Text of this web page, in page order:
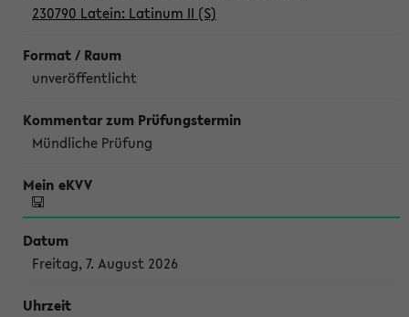
230790 Latein: Latinum II (S)
unveröffentlicht
Mündliche Prüfung
Freitag, 7. August 2026